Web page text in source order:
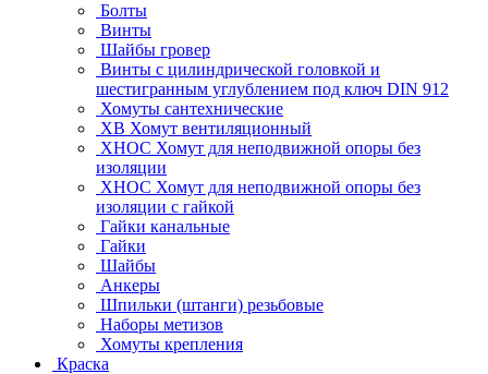
Болты
Винты
Шайбы гровер
Винты с цилиндрической головкой и
шестигранным углублением под ключ DIN 912
Хомуты сантехнические
ХВ Хомут вентиляционный
ХНОС Хомут для неподвижной опоры без
изоляции
ХНОС Хомут для неподвижной опоры без
изоляции с гайкой
Гайки канальные
Гайки
Шайбы
Анкеры
Шпильки (штанги) резьбовые
Наборы метизов
Хомуты крепления
Краска